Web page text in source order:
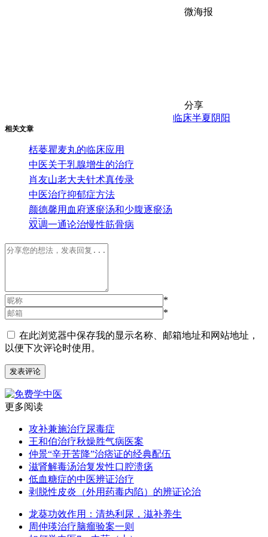
微海报
分享
相关文章
栝蒌瞿麦丸的临床应用
中医关于乳腺增生的治疗
肖友山老大夫针术真传录
中医治疗抑郁症方法
颜德馨用血府逐瘀汤和少腹逐瘀汤
经验
双调一通论治慢性筋骨病
临床半夏阴阳
*
*
在此浏览器中保存我的显示名称、邮箱地址和网站地址，
以便下次评论时使用。
更多阅读
攻补兼施治疗尿毒症
王和伯治疗秋燥胜气病医案
仲景“辛开苦降”治痞证的经典配伍
滋肾解毒汤治复发性口腔溃疡
低血糖症的中医辨证治疗
剥脱性皮炎（外用药毒内陷）的辨证论治
龙葵功效作用：清热利尿，滋补养生
周仲瑛治疗脑瘤验案一则